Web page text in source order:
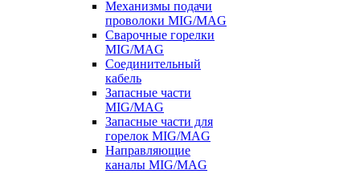
Механизмы подачи
проволоки MIG/MAG
Сварочные горелки
MIG/MAG
Соединительный
кабель
Запасные части
MIG/MAG
Запасные части для
горелок MIG/MAG
Направляющие
каналы MIG/MAG